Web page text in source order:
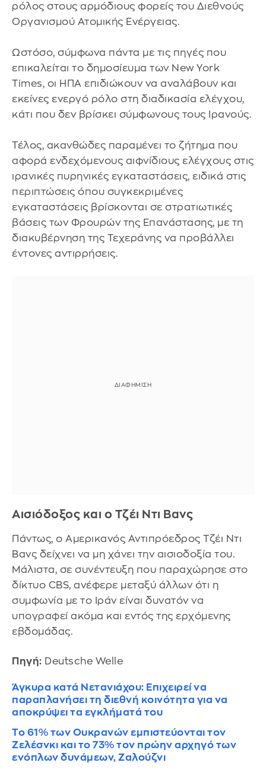
ρόλος στους αρμόδιους φορείς του Διεθνούς
Οργανισμού Ατομικής Ενέργειας.
Ωστόσο, σύμφωνα πάντα με τις πηγές που
επικαλείται το δημοσίευμα των New York
Times, οι ΗΠΑ επιδιώκουν να αναλάβουν και
εκείνες ενεργό ρόλο στη διαδικασία ελέγχου,
κάτι που δεν βρίσκει σύμφωνους τους Ιρανούς.
Τέλος, ακανθώδες παραμένει το ζήτημα που
αφορά ενδεχόμενους αιφνίδιους ελέγχους στις
ιρανικές πυρηνικές εγκαταστάσεις, ειδικά στις
περιπτώσεις όπου συγκεκριμένες
εγκαταστάσεις βρίσκονται σε στρατιωτικές
βάσεις των Φρουρών της Επανάστασης, με τη
διακυβέρνηση της Τεχεράνης να προβάλλει
έντονες αντιρρήσεις.
Αισιόδοξος και ο Τζέι Ντι Βανς
Πάντως, ο Αμερικανός Αντιπρόεδρος Τζέι Ντι
Βανς δείχνει να μη χάνει την αισιοδοξία του.
Μάλιστα, σε συνέντευξη που παραχώρησε στο
δίκτυο CBS, ανέφερε μεταξύ άλλων ότι η
συμφωνία με το Ιράν είναι δυνατόν να
υπογραφεί ακόμα και εντός της ερχόμενης
εβδομάδας.
Πηγή: Deutsche Welle
Άγκυρα κατά Νετανιάχου: Επιχειρεί να
παραπλανήσει τη διεθνή κοινότητα για να
αποκρύψει τα εγκλήματά του
Το 61% των Ουκρανών εμπιστεύονται τον
Ζελέσνκι και το 73% τον πρώην αρχηγό των
ενόπλων δυνάμεων, Ζαλούζνι